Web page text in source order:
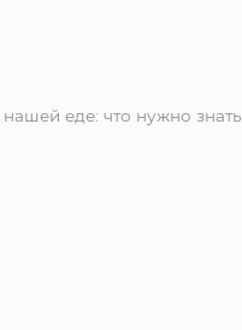
еде: что нужно знать